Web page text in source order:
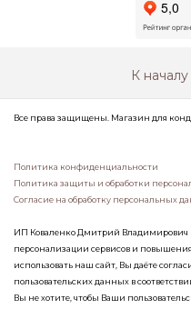
К
Все права защищены. Магазин для
Политика конфиденциальности
Политика защиты и обработки
Согласие на обработку персональных
ИП Коваленко Дмитрий Владимирович
персонализации сервисов и
использовать наш сайт, Вы даёте
пользовательских данных в
Вы не хотите, чтобы Ваши